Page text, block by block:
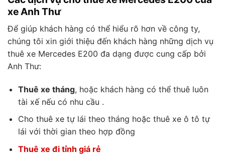
xe Anh Thư
Để giúp khách hàng có thể hiểu rõ hơn về công ty,
chúng tôi xin giới thiệu đến khách hàng những dịch vụ
thuê xe Mercedes E200 đa dạng được cung cấp bởi
Anh Thư:
Thuê xe tháng, hoặc khách hàng có thể thuê luôn
tài xế nếu có nhu cầu .
Cho thuê xe tự lái theo tháng hoặc thuê xe ô tô tự
lái với thời gian theo hợp đồng
Thuê xe đi tỉnh giá rẻ